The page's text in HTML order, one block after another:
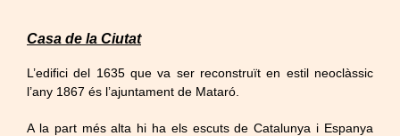
Casa de la Ciutat
L’edifici del 1635 que va ser reconstruït en estil neoclàssic
l’any 1867 és l’ajuntament de Mataró.
A la part més alta hi ha els escuts de Catalunya i Espanya